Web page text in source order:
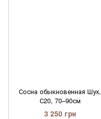
Сосна обыкновенная Шух,
С20, 70–90см
3 250 грн